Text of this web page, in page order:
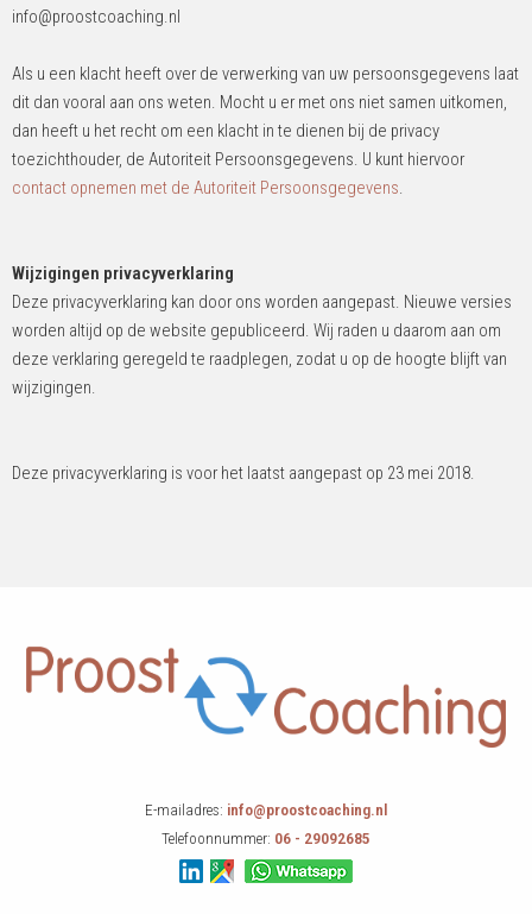
info@proostcoaching.nl
Als u een klacht heeft over de verwerking van uw persoonsgegevens laat
dit dan vooral aan ons weten. Mocht u er met ons niet samen uitkomen,
dan heeft u het recht om een klacht in te dienen bij de privacy
toezichthouder, de Autoriteit Persoonsgegevens. U kunt hiervoor
contact opnemen met de Autoriteit Persoonsgegevens.
Wijzigingen privacyverklaring
Deze privacyverklaring kan door ons worden aangepast. Nieuwe versies
worden altijd op de website gepubliceerd. Wij raden u daarom aan om
deze verklaring geregeld te raadplegen, zodat u op de hoogte blijft van
wijzigingen.
Deze privacyverklaring is voor het laatst aangepast op 23 mei 2018.
E-mailadres: info@proostcoaching.nl
Telefoonnummer: 06 - 29092685